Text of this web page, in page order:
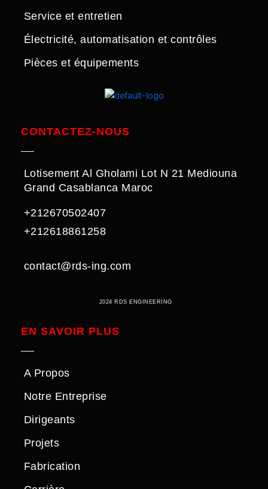
Service et entretien
Électricité, automatisation et contrôles
Pièces et équipements
CONTACTEZ-NOUS
Lotisement Al Gholami Lot N 21 Mediouna
Grand Casablanca Maroc
+212670502407
+212618861258
contact@rds-ing.com
2024 RDS ENGINEERING
EN SAVOIR PLUS
A Propos
Notre Entreprise
Dirigeants
Projets
Fabrication